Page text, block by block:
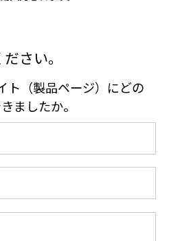
さい。
ト（製品ページ）にどの
ましたか。